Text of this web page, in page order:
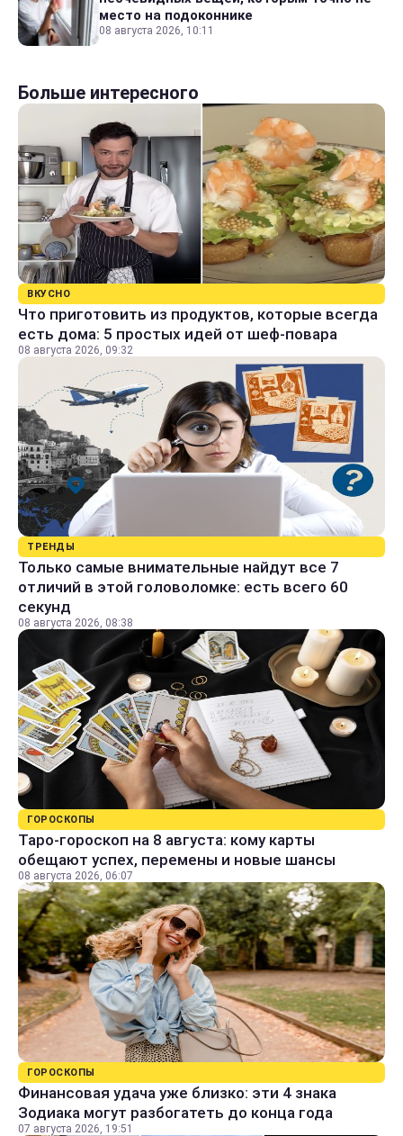
место на подоконнике
08 августа 2026, 10:11
Больше интересного
ВКУСНО
Что приготовить из продуктов, которые всегда
есть дома: 5 простых идей от шеф-повара
08 августа 2026, 09:32
ТРЕНДЫ
Только самые внимательные найдут все 7
отличий в этой головоломке: есть всего 60
секунд
08 августа 2026, 08:38
ГОРОСКОПЫ
Таро-гороскоп на 8 августа: кому карты
обещают успех, перемены и новые шансы
08 августа 2026, 06:07
ГОРОСКОПЫ
Финансовая удача уже близко: эти 4 знака
Зодиака могут разбогатеть до конца года
07 августа 2026, 19:51